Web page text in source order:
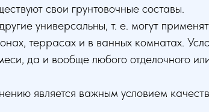
свои грунтовочные составы.
универсальны, т. е. могут
террасах и в ванных комнатах.
да и вообще любого отделочного
является важным условием